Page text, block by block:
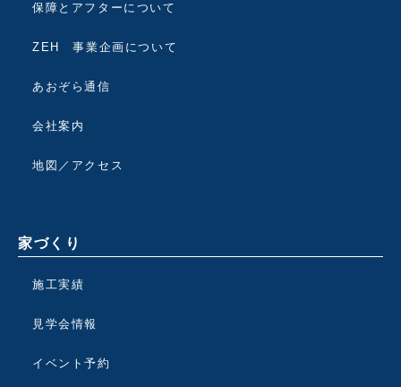
保障とアフターについて
ZEH 事業企画について
あおぞら通信
会社案内
地図／アクセス
家づくり
施工実績
見学会情報
イベント予約